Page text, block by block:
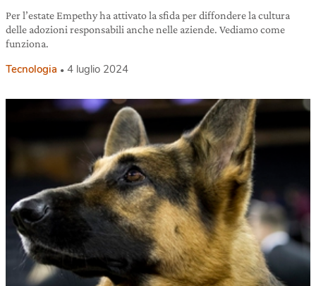
Per l’estate Empethy ha attivato la sfida per diffondere la cultura
delle adozioni responsabili anche nelle aziende. Vediamo come
funziona.
Tecnologia 4 luglio 2024